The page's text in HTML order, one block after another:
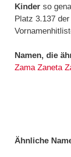
Kinder so
Platz 3.137
Namen, die
Zama Zaneta
Ähnliche